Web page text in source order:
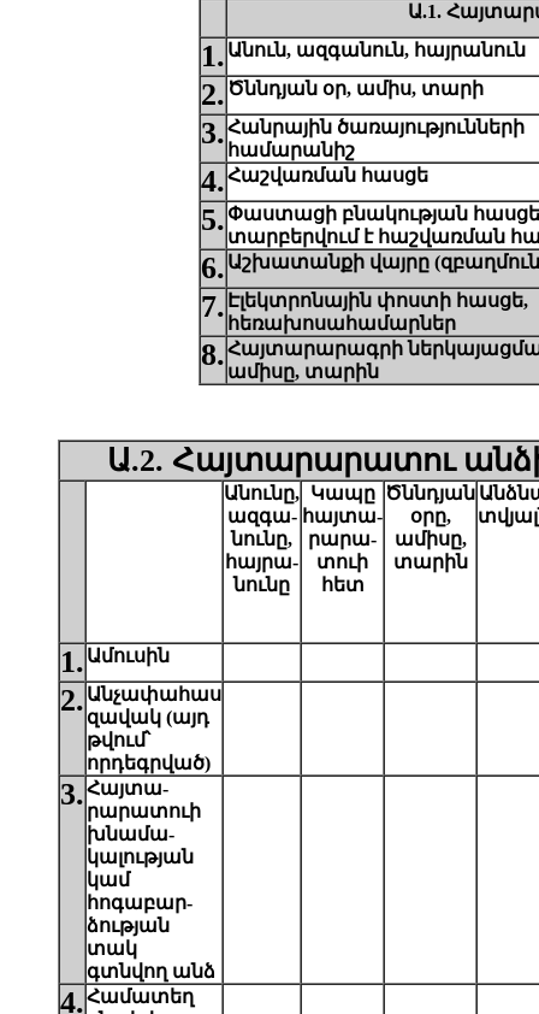
Ա.1.
1. Անուն, ազգանուն, հայրանուն
2. Ծննդյան օր, ամիս, տարի
3.Հանրային ծառայությունների
համարանիշ
4.Հաշվառման հասցե
5. Փաստացի բնակության
տարբերվում է հաշվառման
6. Աշխատանքի վայրը
7. Էլեկտրոնային փոստի հասցե,
հեռախոսահամարներ
8.Հայտարարագրի
ամիսը, տարին
Ա.2. Հայտարարատու
Անունը,
ազգա-
նունը,
հայրա-
նունը
Կապը
հայտա-
րարա-
տուի
հետ
Ծննդյան
օրը,
ամիսը,
տարին
1. Ամուսին
2. Անչափահաս
զավակ (այդ
թվում՝
որդեգրված)
3.Հայտա-
րարատուի
խնամա-
կալության
կամ
հոգաբար-
ձության
տակ
գտնվող անձ
4.Համատեղ